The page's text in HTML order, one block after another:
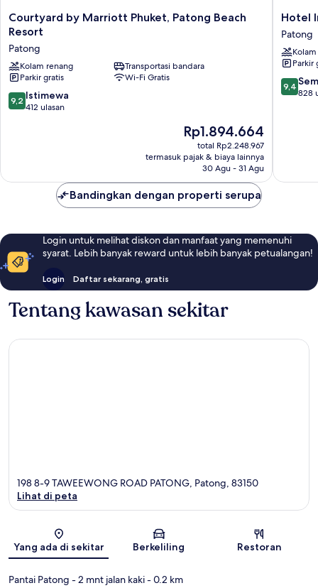
Courtyard
by
Phuket,
Patong
Beach
Resort
Patong
Courtyard by Marriott Phuket, Patong Beach
Resort
Patong
Kolam renang
Transportasi bandara
Parkir gratis
Wi-Fi Gratis
9.2
dari
9,2 Istimewa
412 ulasan
Harga
sekarang
Rp1.894.664
Rp1.894.664
total Rp2.248.967
termasuk pajak & biaya lainnya
30 Agu - 31 Agu
Hotel
Indigo
Phuket
Patong
by
IHG
Patong
Hotel
Patong
Parkir
9.4
dari
9,4
828
Bandingkan dengan properti serupa
Login untuk melihat diskon dan manfaat yang memenuhi
syarat. Lebih banyak reward untuk lebih banyak petualangan!
Login Daftar sekarang, gratis
Tentang kawasan sekitar
Peta
198 8-9 TAWEEWONG ROAD PATONG, Patong, 83150
Lihat di peta
Yang ada di sekitar Berkeliling Restoran
Pantai Patong - 2 mnt jalan kaki- 0.2 km